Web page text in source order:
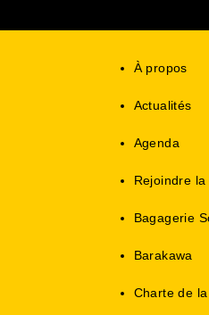
À propos
Actualités
Agenda
Rejoindre la
Bagagerie
Barakawa
Charte de